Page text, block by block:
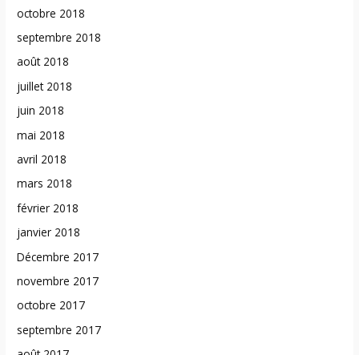
octobre 2018
septembre 2018
août 2018
juillet 2018
juin 2018
mai 2018
avril 2018
mars 2018
février 2018
janvier 2018
Décembre 2017
novembre 2017
octobre 2017
septembre 2017